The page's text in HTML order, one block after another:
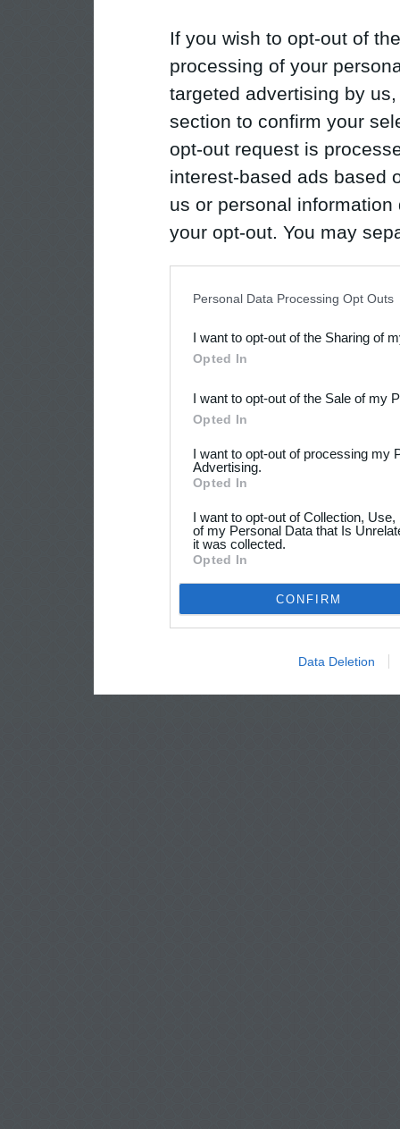
If you wish to opt-out of
processing of your
targeted advertising by
section to confirm your
opt-out request is
interest-based ads based
us or personal
your opt-out. You may
Downstream Participants
third parties.
Personal Data Processing Opt Outs
I want to opt-out of the Sharing of
Opted In
I want to opt-out of the Sale of my
Opted In
I want to opt-out of processing my
Advertising.
Opted In
I want to opt-out of Collection,
of my Personal Data that Is
it was collected.
Opted In
CONFIRM
Data Deletion